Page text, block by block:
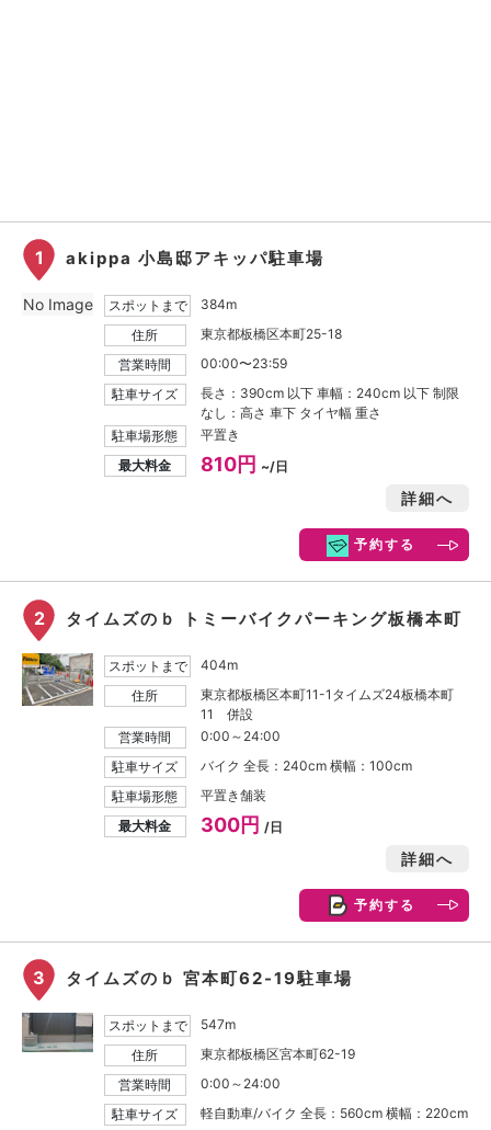
1 akippa 小島邸アキッパ駐車場
スポットまで
384m
住所
東京都板橋区本町25-18
営業時間
00:00〜23:59
駐車サイズ
長さ：390cm 以下 車幅：240cm 以下 制限
なし：高さ 車下 タイヤ幅 重さ
駐車場形態
平置き
最大料金
810円 ~/日
詳細へ
予約する
No Image
2 タイムズのｂ トミーバイクパーキング板橋本町
スポットまで
404m
住所
東京都板橋区本町11-1タイムズ24板橋本町
11 併設
営業時間
0:00～24:00
駐車サイズ
バイク 全長：240cm 横幅：100cm
駐車場形態
平置き舗装
最大料金
300円 /日
詳細へ
予約する
3 タイムズのｂ 宮本町62-19駐車場
スポットまで
547m
住所
東京都板橋区宮本町62-19
営業時間
0:00～24:00
駐車サイズ
軽自動車/バイク 全長：560cm 横幅：220cm